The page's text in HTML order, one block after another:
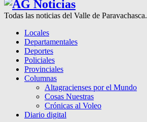
Todas las noticias del Valle de Paravachasca.
Locales
Departamentales
Deportes
Policiales
Provinciales
Columnas
Altagracienses por el Mundo
Cosas Nuestras
Crónicas al Voleo
Diario digital